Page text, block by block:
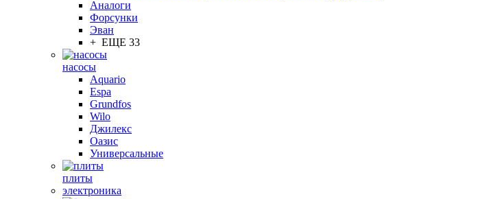
Aналоги
Форсунки
Эван
+ ЕЩЕ 33
насосы
Aquario
Espa
Grundfos
Wilo
Джилекс
Оазис
Универсальные
плиты
электроника